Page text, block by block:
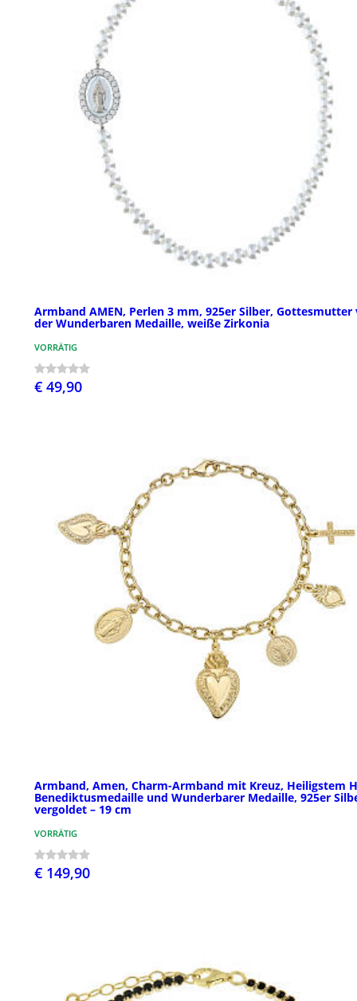
Armband AMEN, Perlen 3 mm, 925er Silber, Gottesmutter
der Wunderbaren Medaille, weiße Zirkonia
VORRÄTIG
€ 49,90
Armband, Amen, Charm-Armband mit Kreuz, Heiligstem
Benediktusmedaille und Wunderbarer Medaille, 925er
vergoldet – 19 cm
VORRÄTIG
€ 149,90